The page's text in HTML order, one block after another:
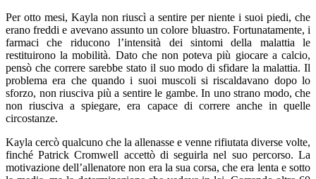
Per otto mesi, Kayla non riuscì a sentire per niente i suoi piedi, che
erano freddi e avevano assunto un colore bluastro. Fortunatamente, i
farmaci che riducono l’intensità dei sintomi della malattia le
restituirono la mobilità. Dato che non poteva più giocare a calcio,
pensò che correre sarebbe stato il suo modo di sfidare la malattia. Il
problema era che quando i suoi muscoli si riscaldavano dopo lo
sforzo, non riusciva più a sentire le gambe. In uno strano modo, che
non riusciva a spiegare, era capace di correre anche in quelle
circostanze.
Kayla cercò qualcuno che la allenasse e venne rifiutata diverse volte,
finché Patrick Cromwell accettò di seguirla nel suo percorso. La
motivazione dell’allenatore non era la sua corsa, che era lenta e sotto